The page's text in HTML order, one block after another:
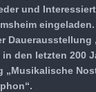
und
eingeladen.
Dauerausstellung
den letzten 200
„Musikalische